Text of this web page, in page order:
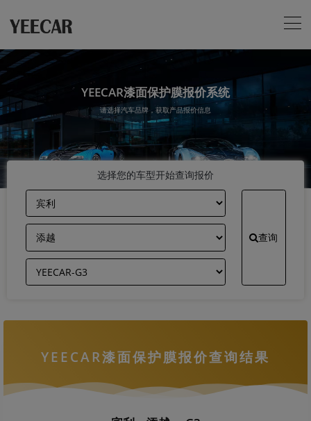
YEECAR漆面保护膜报价系统
请选择汽车品牌，获取产品报价信息
选择您的车型开始查询报价
查询
YEECAR漆面保护膜报价查询结果